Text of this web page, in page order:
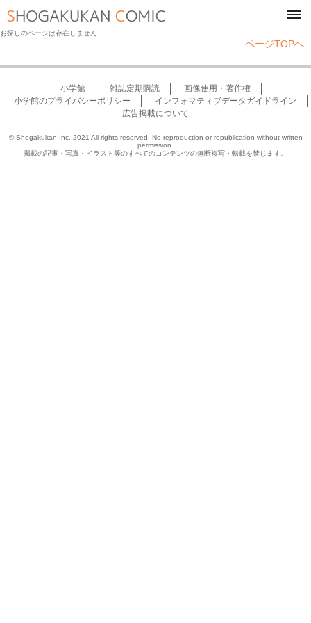
お探しのページは存在しません
ページTOPへ
小学館 雑誌定期購読
画像使用・著作権
小学館のプライバシーポリシー
インフォマティブデータガイドライン
広告掲載について
© Shogakukan Inc. 2021 All rights reserved. No reproduction or republication without written
permission.
掲載の記事・写真・イラスト等のすべてのコンテンツの無断複写・転載を禁じます。